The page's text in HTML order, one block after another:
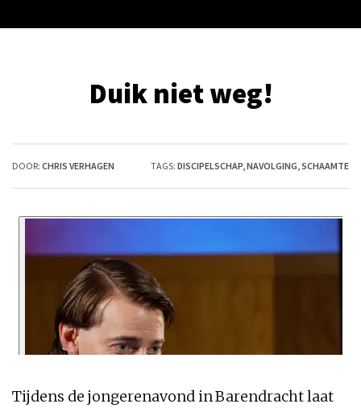
Duik niet weg!
DOOR: CHRIS VERHAGEN TAGS: DISCIPELSCHAP NAVOLGING SCHAAMTE
Tijdens de jongerenavond in Barendracht laat